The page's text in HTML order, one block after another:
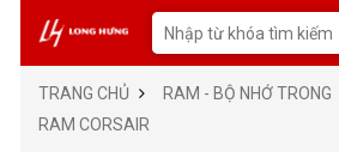
TRANG CHỦ RAM - BỘ NHỚ TRONG
RAM CORSAIR